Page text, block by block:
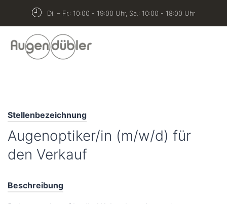
springen
Di. – Fr.: 10:00 - 19:00 Uhr, Sa.: 10:00 - 18:00 Uhr
Stellenbezeichnung
Augenoptiker/in (m/w/d) für
den Verkauf
Beschreibung